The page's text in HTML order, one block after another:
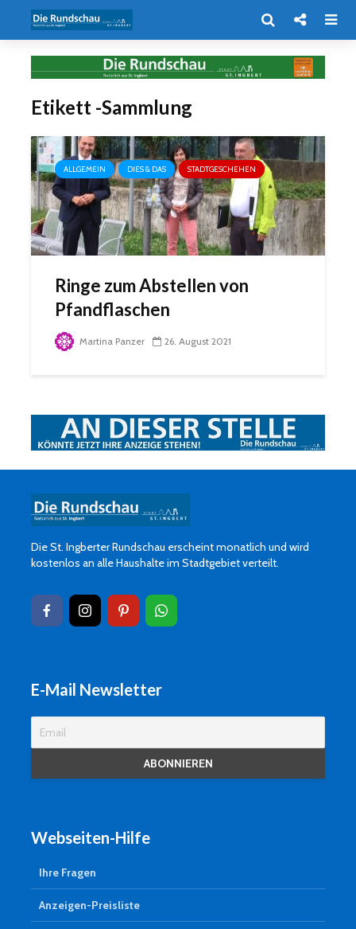
Etikett -Sammlung
ALLGEMEIN DIES & DAS STADTGESCHEHEN
Ringe zum Abstellen von
Pfandflaschen
Martina Panzer 26. August 2021
Die St. Ingberter Rundschau erscheint monatlich und wird
kostenlos an alle Haushalte im Stadtgebiet verteilt.
E-Mail Newsletter
Webseiten-Hilfe
Ihre Fragen
Anzeigen-Preisliste